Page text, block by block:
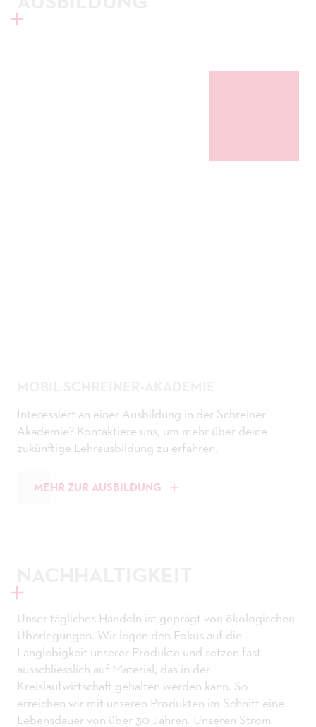
Interessiert an einer Ausbildung in der Schreiner
Akademie? Kontaktiere uns, um mehr über deine
zukünftige Lehrausbildung zu erfahren.
MEHR ZUR AUSBILDUNG
Unser tägliches Handeln ist geprägt von ökologischen
Überlegungen. Wir legen den Fokus auf die
Langlebigkeit unserer Produkte und setzen fast
ausschliesslich auf Material, das in der
Kreislaufwirtschaft gehalten werden kann. So
erreichen wir mit unseren Produkten im Schnitt eine
Lebensdauer von über 30 Jahren. Unseren Strom